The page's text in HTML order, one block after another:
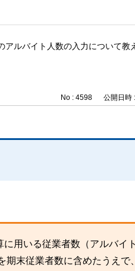
アルバイト人数の入力について教
No : 4598 公開日時
用いる従業者数（アルバイ
期末従業者数に含めたうえで